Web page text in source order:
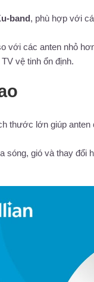
band, phù hợp với
với các anten nhỏ
vệ tinh ổn định.
thước lớn giúp anten
gió và thay đổi